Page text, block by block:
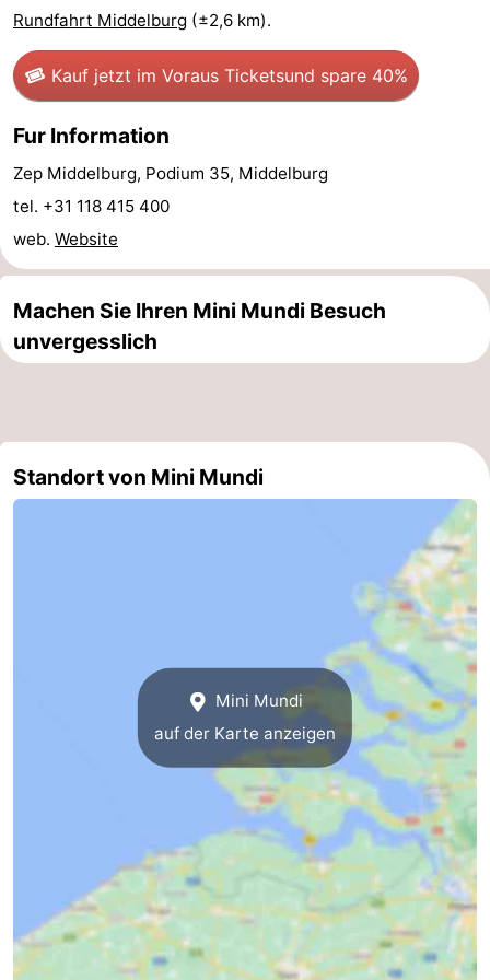
Schwimmbader
-
Radfahren
-
Wandern
-
Reiten
-
Golfplatze
-
Surfen
-
und
Veranstaltungen
Leiden
Bollenstreek
Rundfahrt Middelburg (±2,6 km).
Kauf jetzt im Voraus Ticketsund spare 40%
Fur Information
Zep Middelburg, Podium 35, Middelburg
tel. +31 118 415 400
web. Website
Machen Sie Ihren Mini Mundi Besuch
unvergesslich
Standort von Mini Mundi
Mini Mundi
auf der Karte anzeigen